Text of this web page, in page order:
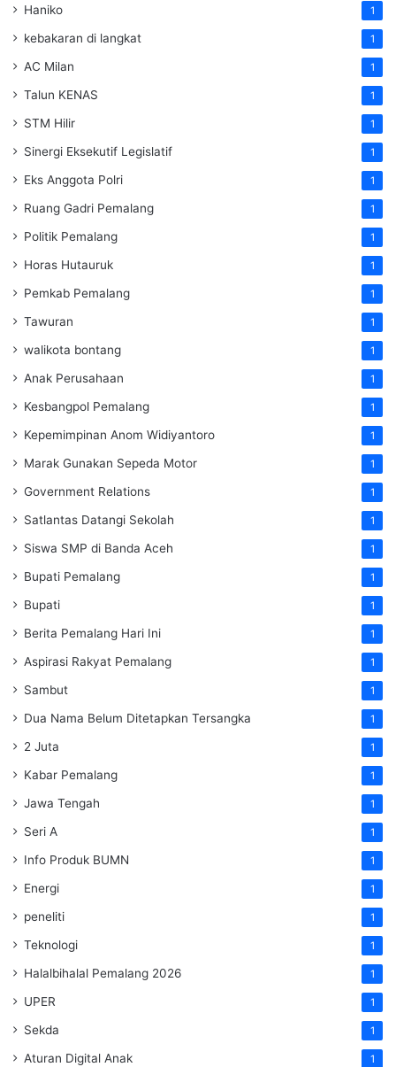
Haniko 1
kebakaran di langkat 1
AC Milan 1
Talun KENAS 1
STM Hilir 1
Sinergi Eksekutif Legislatif 1
Eks Anggota Polri 1
Ruang Gadri Pemalang 1
Politik Pemalang 1
Horas Hutauruk 1
Pemkab Pemalang 1
Tawuran 1
walikota bontang 1
Anak Perusahaan 1
Kesbangpol Pemalang 1
Kepemimpinan Anom Widiyantoro 1
Marak Gunakan Sepeda Motor 1
Government Relations 1
Satlantas Datangi Sekolah 1
Siswa SMP di Banda Aceh 1
Bupati Pemalang 1
Bupati 1
Berita Pemalang Hari Ini 1
Aspirasi Rakyat Pemalang 1
Sambut 1
Dua Nama Belum Ditetapkan Tersangka 1
2 Juta 1
Kabar Pemalang 1
Jawa Tengah 1
Seri A 1
Info Produk BUMN 1
Energi 1
peneliti 1
Teknologi 1
Halalbihalal Pemalang 2026 1
UPER 1
Sekda 1
Aturan Digital Anak 1